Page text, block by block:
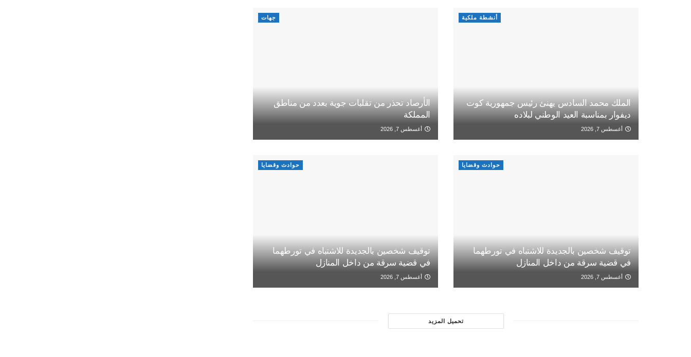
أنشطة ملكية
الملك محمد السادس يهنئ رئيس جمهورية كوت
ديفوار بمناسبة العيد الوطني لبلاده
أغسطس 7, 2026
جهات
الأرصاد تحذر من تقلبات جوية بعدد من مناطق
المملكة
أغسطس 7, 2026
حوادث وقضايا
توقيف شخصين بالجديدة للاشتباه في تورطهما
في قضية سرقة من داخل المنازل
أغسطس 7, 2026
حوادث وقضايا
توقيف شخصين بالجديدة للاشتباه في تورطهما
في قضية سرقة من داخل المنازل
أغسطس 7, 2026
تحميل المزيد